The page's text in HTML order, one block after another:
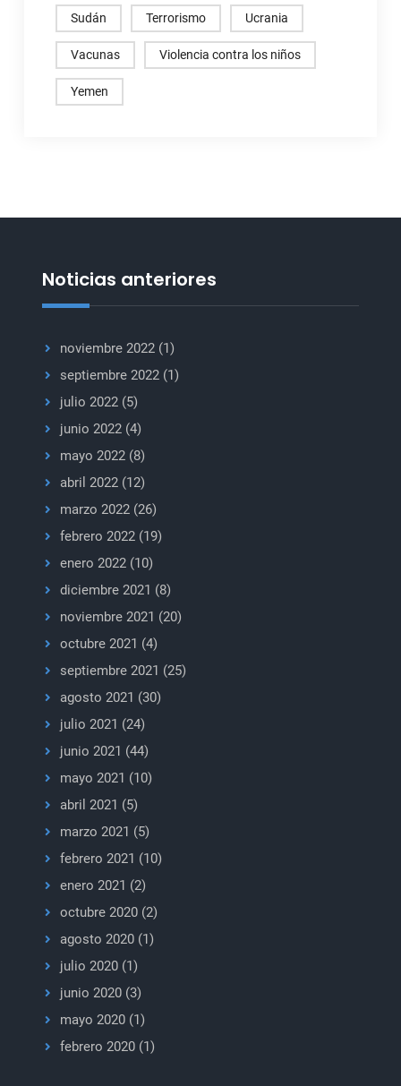
Sudán Terrorismo Ucrania
Vacunas Violencia contra los niños
Yemen
Noticias anteriores
noviembre 2022(1)
septiembre 2022(1)
julio 2022(5)
junio 2022(4)
mayo 2022(8)
abril 2022(12)
marzo 2022(26)
febrero 2022(19)
enero 2022(10)
diciembre 2021 (8)
noviembre 2021 (20)
octubre 2021 (4)
septiembre 2021 (25)
agosto 2021 (30)
julio 2021 (24)
junio 2021 (44)
mayo 2021 (10)
abril 2021 (5)
marzo 2021 (5)
febrero 2021 (10)
enero 2021 (2)
octubre 2020(2)
agosto 2020(1)
julio 2020(1)
junio 2020(3)
mayo 2020(1)
febrero 2020(1)